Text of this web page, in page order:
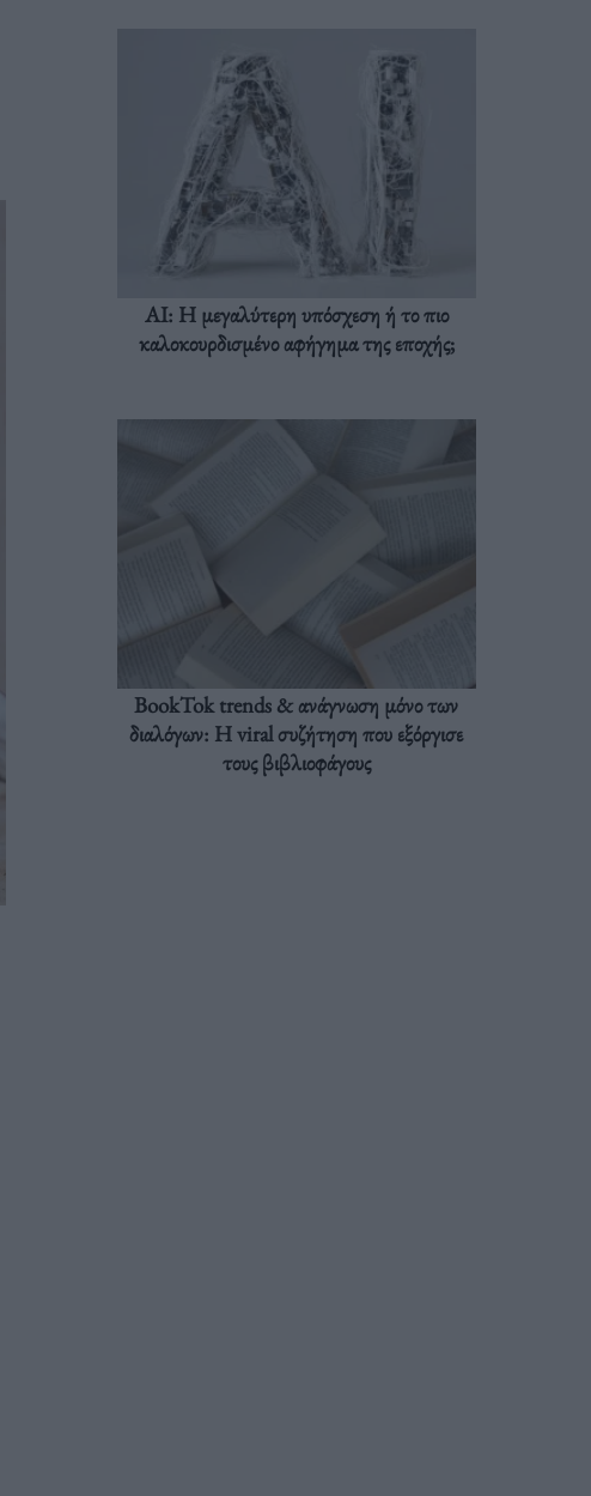
AI: Η μεγαλύτερη υπόσχεση ή το πιο
καλοκουρδισμένο αφήγημα της εποχής;
BookTok trends & ανάγνωση μόνο των
διαλόγων: Η viral συζήτηση που εξόργισε
τους βιβλιοφάγους